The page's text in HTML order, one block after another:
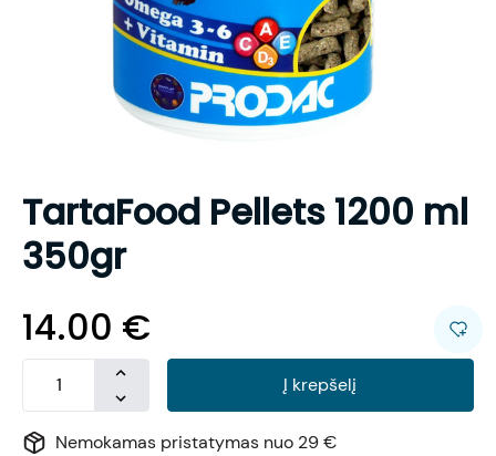
TartaFood Pellets 1200 ml
350gr
14.00 €
Į krepšelį
Nemokamas pristatymas nuo 29 €